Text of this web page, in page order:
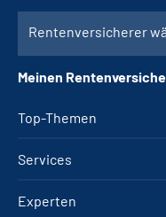
Top-Themen
Services
Experten
Rentenversicherer
Meinen